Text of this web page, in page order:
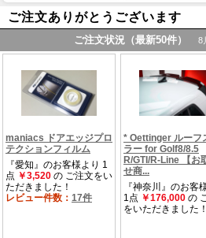
ご注文ありがとうございます